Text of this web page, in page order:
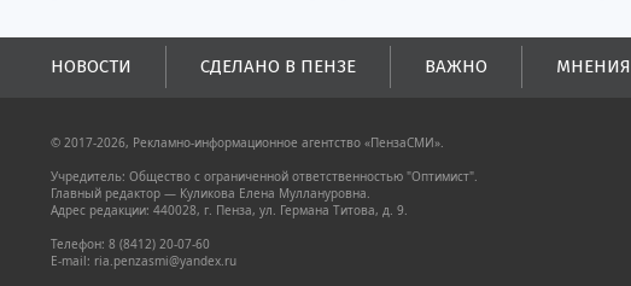
НОВОСТИ СДЕЛАНО В ПЕНЗЕ ВАЖНО МНЕНИЯ
© 2017-2026, Рекламно-информационное агентство «ПензаСМИ».
Учредитель: Общество с ограниченной ответственностью "Оптимист".
Главный редактор — Куликова Елена Муллануровна.
Адрес редакции: 440028, г. Пенза, ул. Германа Титова, д. 9.
Телефон: 8 (8412) 20-07-60
E-mail: ria.penzasmi@yandex.ru